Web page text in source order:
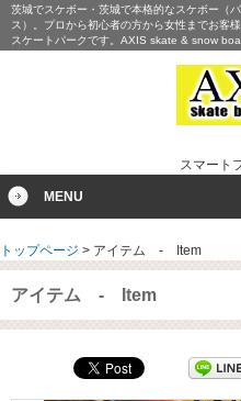
茨城でスケボー・茨城で本格的なスケボー（
ス）。プロから初心者の方から女性までお客
スケートパークです。AXIS skate & snow
スマート
MENU
トップページ > アイテム - Item
アイテム - Item